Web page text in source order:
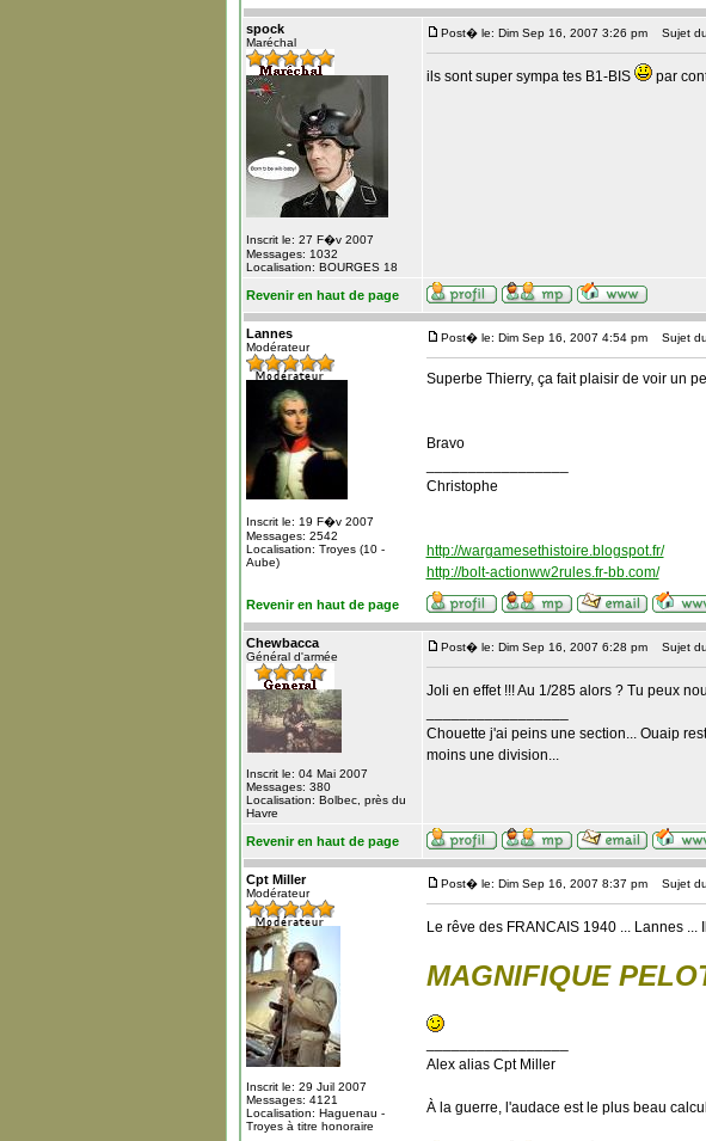
spock
Maréchal
Inscrit le: 27 F�v 2007
Messages: 1032
Localisation: BOURGES 18
Post� le: Dim Sep 16, 2007 3:26 pm Sujet
ils sont super sympa tes B1-BIS par
Revenir en haut de page
Lannes
Modérateur
Inscrit le: 19 F�v 2007
Messages: 2542
Localisation: Troyes (10 -
Aube)
Post� le: Dim Sep 16, 2007 4:54 pm Sujet
Superbe Thierry, ça fait plaisir de voir un
Bravo
Christophe
http://wargamesethistoire.blogspot.fr/
http://bolt-actionww2rules.fr-bb.com/
Revenir en haut de page
Chewbacca
Général d'armée
Inscrit le: 04 Mai 2007
Messages: 380
Localisation: Bolbec, près du
Havre
Post� le: Dim Sep 16, 2007 6:28 pm Sujet
Joli en effet !!! Au 1/285 alors ? Tu peux
Chouette j'ai peins une section... Ouaip
moins une division...
Revenir en haut de page
Cpt Miller
Modérateur
Inscrit le: 29 Juil 2007
Messages: 4121
Localisation: Haguenau -
Troyes à titre honoraire
Post� le: Dim Sep 16, 2007 8:37 pm Sujet
Le rêve des FRANCAIS 1940 ... Lannes ...
MAGNIFIQUE
Alex alias Cpt Miller
À la guerre, l'audace est le plus beau